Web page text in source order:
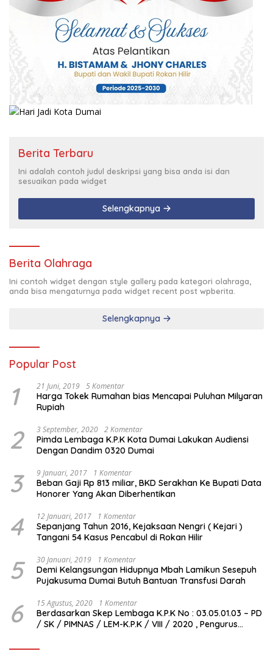
Berita Terbaru
Ini adalah contoh judul deskripsi yang bisa anda isi dan
sesuaikan pada widget
Selengkapnya
Berita Olahraga
Ini contoh widget dengan style gallery pada kategori olahraga,
anda bisa mengaturnya pada widget recent post wpberita.
Selengkapnya
Popular Post
1 21 Juni, 2019 5 Komentar
Harga Tokek Rumahan bias Mencapai Puluhan Milyaran
Rupiah
2 3 September, 2020 2 Komentar
Pimda Lembaga K.P.K Kota Dumai Lakukan Audiensi
Dengan Dandim 0320 Dumai
3 9 Januari, 2017 1 Komentar
Beban Gaji Rp 813 miliar, BKD Serakhan Ke Bupati Data
Honorer Yang Akan Diberhentikan
4 12 Januari, 2017 1 Komentar
Sepanjang Tahun 2016, Kejaksaan Nengri ( Kejari )
Tangani 54 Kasus Pencabul di Rokan Hilir
5 30 Januari, 2019 1 Komentar
Demi Kelangsungan Hidupnya Mbah Lamikun Sesepuh
Pujakusuma Dumai Butuh Bantuan Transfusi Darah
6 15 Agustus, 2020 1 Komentar
Berdasarkan Skep Lembaga K.P.K No : 03.05.01.03 – PD
/ SK / PIMNAS / LEM-K.P.K / VIII / 2020 , Pengurus